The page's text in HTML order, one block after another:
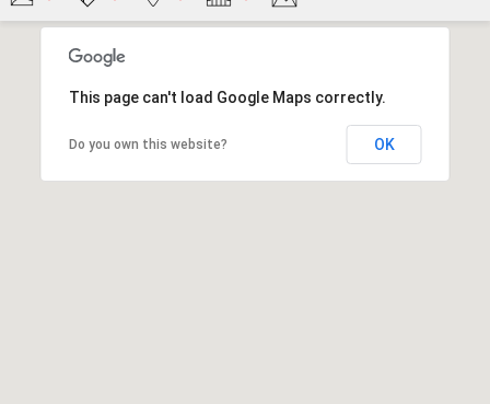
This page can't load Google Maps correctly.
Do you own this website? OK